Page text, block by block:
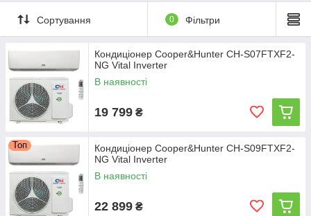
Сортування 0 Фільтри
Кондиціонер Cooper&Hunter CH-S07FTXF2-
NG Vital Inverter
В наявності
19 799 ₴
Топ
Кондиціонер Cooper&Hunter CH-S09FTXF2-
NG Vital Inverter
В наявності
22 899 ₴